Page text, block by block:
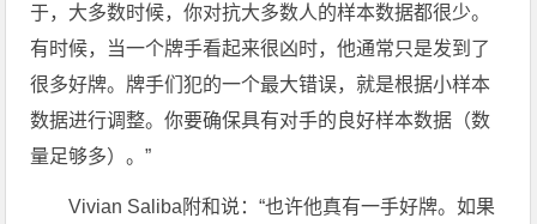
于，大多数时候，你对抗大多数人的样本数据都很少。
有时候，当一个牌手看起来很凶时，他通常只是发到了
很多好牌。牌手们犯的一个最大错误，就是根据小样本
数据进行调整。你要确保具有对手的良好样本数据（数
量足够多）。”
Vivian Saliba附和说：“也许他真有一手好牌。如果